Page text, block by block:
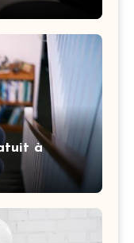
à